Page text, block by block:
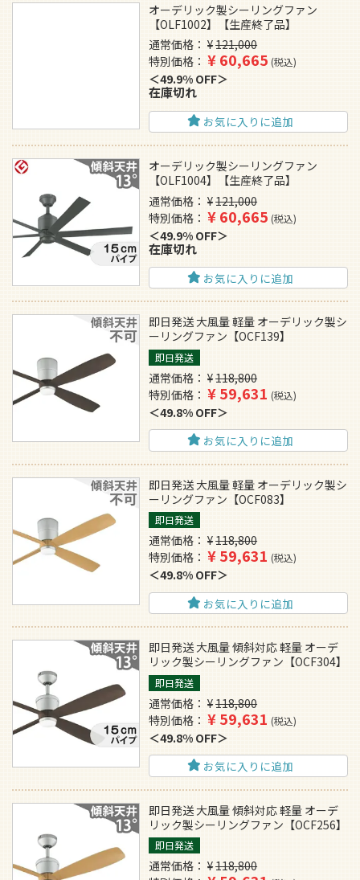
オーデリック製シーリングファン
【OLF1002】【生産終了品】
通常価格
¥121,000
特別価格
¥60,665 税込
49.9% OFF
在庫切れ
お気に入りに追加
オーデリック製シーリングファン
【OLF1004】【生産終了品】
通常価格
¥121,000
特別価格
¥60,665 税込
49.9% OFF
在庫切れ
お気に入りに追加
即日発送 大風量 軽量 オーデリック製シ
ーリングファン【OCF139】
即日発送
通常価格 ¥118,800
特別価格
¥59,631 税込
49.8% OFF
お気に入りに追加
即日発送 大風量 軽量 オーデリック製シ
ーリングファン【OCF083】
即日発送
通常価格 ¥118,800
特別価格
¥59,631 税込
49.8% OFF
お気に入りに追加
即日発送 大風量 傾斜対応 軽量 オーデ
リック製シーリングファン【OCF304】
即日発送
通常価格 ¥118,800
特別価格
¥59,631 税込
49.8% OFF
お気に入りに追加
即日発送 大風量 傾斜対応 軽量 オーデ
リック製シーリングファン【OCF256】
即日発送
通常価格 ¥118,800